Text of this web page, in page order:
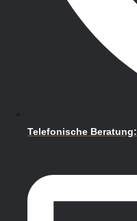
Telefonische Beratung: